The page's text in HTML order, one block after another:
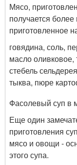
Мясо,
получается
приготовленное
говядина, соль,
масло оливковое,
стебель
тыква, пюре
Фасолевый суп в
Еще один
приготовления
мясо и овощи -
этого супа.